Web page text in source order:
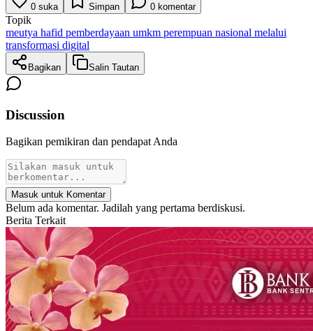
0 suka Simpan 0 komentar
Topik
meutya hafid pemberdayaan umkm perempuan nasional melalui
transformasi digital
Bagikan Salin Tautan
Discussion
Bagikan pemikiran dan pendapat Anda
Masuk untuk Komentar
Belum ada komentar. Jadilah yang pertama berdiskusi.
Berita Terkait